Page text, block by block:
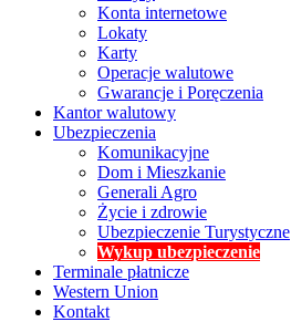
Konta internetowe
Lokaty
Karty
Operacje walutowe
Gwarancje i Poręczenia
Kantor walutowy
Ubezpieczenia
Komunikacyjne
Dom i Mieszkanie
Generali Agro
Życie i zdrowie
Ubezpieczenie Turystyczne
Wykup ubezpieczenie
Terminale płatnicze
Western Union
Kontakt